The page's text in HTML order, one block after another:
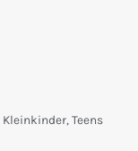
Kleinkinder, Teens